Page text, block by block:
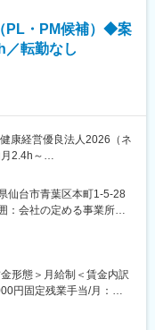
やマイコンチームなど、
。各チームは4～5名体制
ます。技術職として入社
の立ち上げにも積極的
務内容やプロジェクトの
度も整備されています。
環境を提供しています。
ロジェクトマネージャー
なプロジェクトのマネジ
PL・PM候補）◆案
／転勤なし
康経営優良法人2026（ネ
2.4h～
キャリアの方向性と働き
に携わっていただきま
、マネジメント業務、メ
クリードをご希望の場
いたします。
関連など、1,000社以上の
仙台市青葉区本町1-5-28
：会社の定める事業所
形態＞月給制＜賃金内訳
円固定残業手当/月：